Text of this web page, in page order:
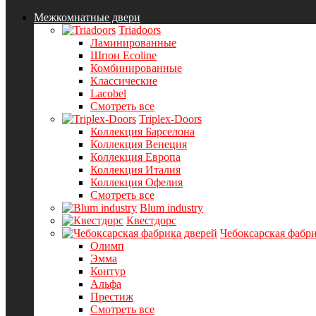
Межкомнатные двери
Triadoors
Ламинированные
Шпон Ecoline
Комбинированные
Классические
Lacobel
Смотреть все
Triplex-Doors
Коллекция Барселона
Коллекция Венеция
Коллекция Европа
Коллекция Италия
Коллекция Офелия
Смотреть все
Blum industry
Квестдорс
Чебоксарская
Олимп
Эмма
Контур
Альфа
Престиж
Смотреть все